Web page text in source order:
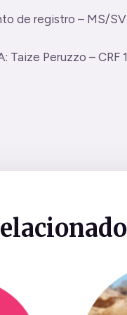
de registro – MS/
Taize Peruzzo – CRF